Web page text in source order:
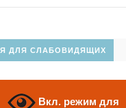
ДЛЯ СЛАБОВИДЯЩИХ
Вкл. режим для